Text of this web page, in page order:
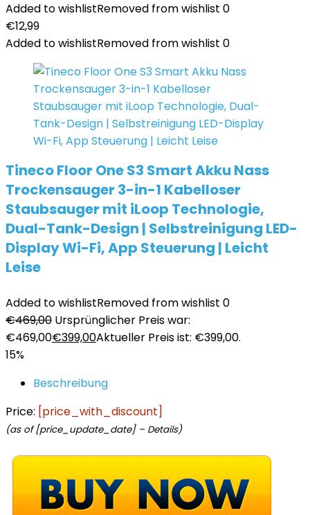
Added to wishlistRemoved from wishlist 0
€12,99
Added to wishlistRemoved from wishlist 0
Tineco Floor One S3 Smart Akku Nass
Trockensauger 3-in-1 Kabelloser
Staubsauger mit iLoop Technologie,
Dual-Tank-Design | Selbstreinigung LED-
Display Wi-Fi, App Steuerung | Leicht
Leise
Added to wishlistRemoved from wishlist 0
€469,00 Ursprünglicher Preis war:
€469,00€399,00Aktueller Preis ist: €399,00.
15%
Beschreibung
Price: [price_with_discount]
(as of [price_update_date] – Details)